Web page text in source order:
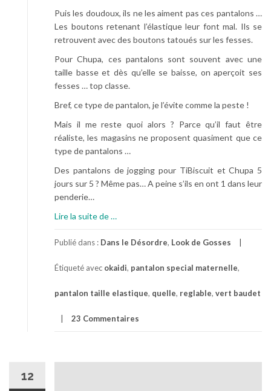
Puis les doudoux, ils ne les aiment pas ces pantalons …
Les boutons retenant l’élastique leur font mal. Ils se
retrouvent avec des boutons tatoués sur les fesses.
Pour Chupa, ces pantalons sont souvent avec une
taille basse et dès qu’elle se baisse, on aperçoit ses
fesses … top classe.
Bref, ce type de pantalon, je l’évite comme la peste !
Mais il me reste quoi alors ? Parce qu’il faut être
réaliste, les magasins ne proposent quasiment que ce
type de pantalons …
Des pantalons de jogging pour TiBiscuit et Chupa 5
jours sur 5 ? Même pas… A peine s’ils en ont 1 dans leur
penderie…
Lire la suite de
r
p
s
l
t
…
Publié dans : Dans le Désordre, Look de Gosses
Étiqueté avec okaidi, pantalon special maternelle,
pantalon taille elastique, quelle, reglable, vert baudet
23 Commentaires
12